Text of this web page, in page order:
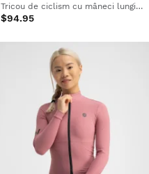
Tricou de ciclism cu mâneci lungi pentru femei
$94.95